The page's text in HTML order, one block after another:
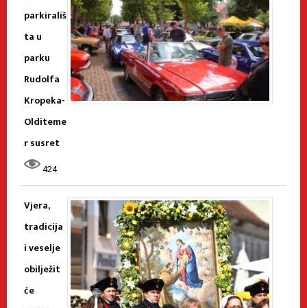
parkirališ
ta u
parku
Rudolfa
Kropeka-
Olditeme
r susret
424
Vjera,
tradicija
i veselje
obilježit
će